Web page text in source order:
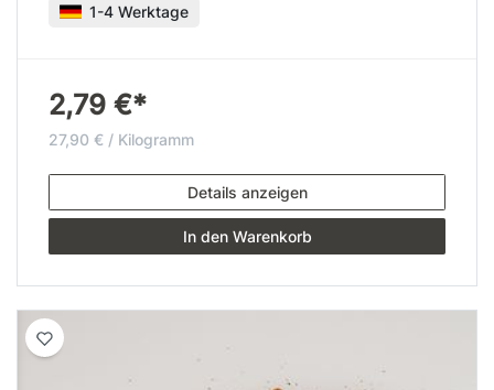
1-4 Werktage
2,79 €*
27,90 € / Kilogramm
Details anzeigen
In den Warenkorb